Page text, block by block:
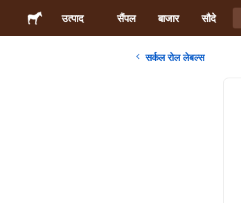
उत्पाद सैंपल बाजार सौदे
सर्कल रोल लेबल्स